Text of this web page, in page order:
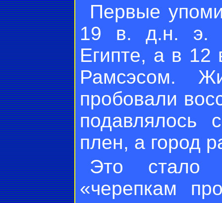
Первые
19 в. д.н. э.
Египте, а в 12
Рамсэсом.
пробовали
подавлялось
плен, а город
Это стало
«черепкам